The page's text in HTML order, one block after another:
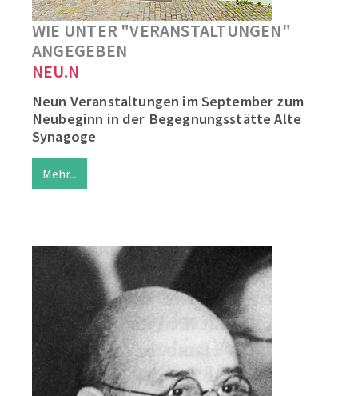
WIE UNTER "VERANSTALTUNGEN"
ANGEGEBEN
NEU.N
Neun Veranstaltungen im September zum
Neubeginn in der Begegnungsstätte Alte
Synagoge
Mehr...